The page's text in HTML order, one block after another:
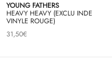
YOUNG FATHERS
HEAVY HEAVY (EXCLU INDE
VINYLE ROUGE)
31,50€